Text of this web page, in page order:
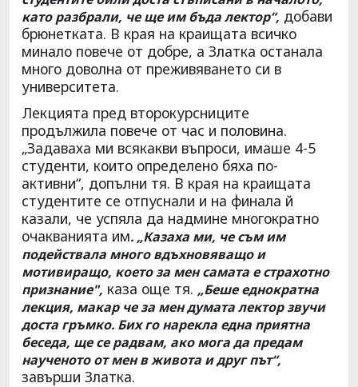
като разбрали, че ще им бъда лектор“, добави
брюнетката. В края на краищата всичко
минало повече от добре, а Златка останала
много доволна от преживяването си в
университета.
Лекцията пред второкурсниците
продължила повече от час и половина.
„Задаваха ми всякакви въпроси, имаше 4-5
студенти, които определено бяха по-
активни“, допълни тя. В края на краищата
студентите се отпуснали и на финала й
казали, че успяла да надмине многократно
очакванията им. „Казаха ми, че съм им
подействала много вдъхновяващо и
мотивиращо, което за мен самата е страхотно
признание", каза още тя. „Беше еднократна
лекция, макар че за мен думата лектор звучи
доста гръмко. Бих го нарекла една приятна
беседа, ще се радвам, ако мога да предам
наученото от мен в живота и друг път“,
завърши Златка.